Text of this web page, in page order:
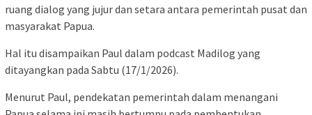
ruang dialog yang jujur dan setara antara pemerintah pusat dan
masyarakat Papua.
Hal itu disampaikan Paul dalam podcast Madilog yang
ditayangkan pada Sabtu (17/1/2026).
Menurut Paul, pendekatan pemerintah dalam menangani